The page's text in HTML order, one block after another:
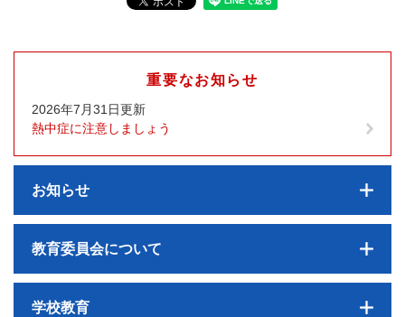
重要なお知らせ
2026年7月31日更新
熱中症に注意しましょう
お知らせ
教育委員会について
学校教育